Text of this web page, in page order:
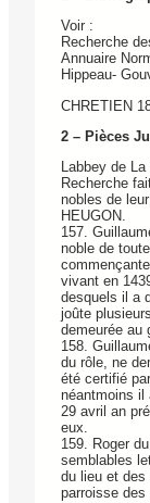
Voir :
Recherche
Annuaire
Hippeau-
CHRETIEN
2 – Pièces
Labbey de
Recherche
nobles de
HEUGON.
157.
noble de
vivant en
desquels il a
joûte
demeurée au
158.
du rôle, ne
été certifié
néantmoins il
29 avril an
eux.
159. Roger
semblables
du lieu et des
parroisse des